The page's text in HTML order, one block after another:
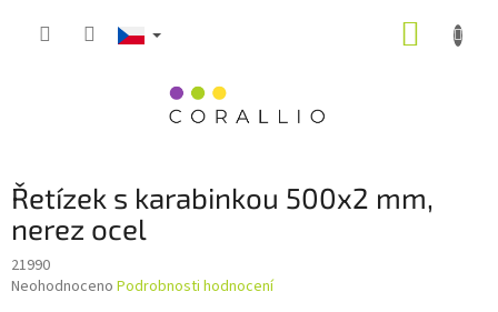
Řetízek s karabinkou 500x2 mm,
nerez ocel
21990
Průměrné
Neohodnoceno Podrobnosti hodnocení